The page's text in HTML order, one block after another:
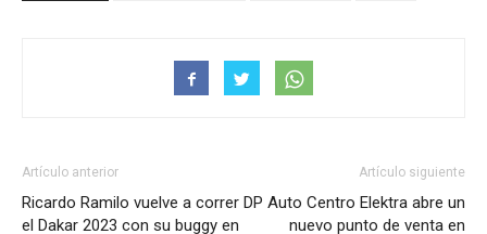
Artículo anterior
Ricardo Ramilo vuelve a correr
el Dakar 2023 con su buggy en
Artículo siguiente
DP Auto Centro Elektra abre un
nuevo punto de venta en